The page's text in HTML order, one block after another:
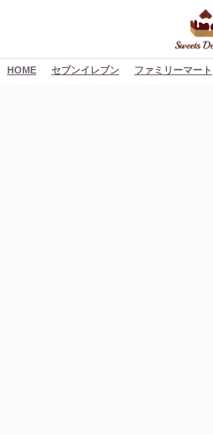
HOME セブンイレブン ファミリーマート